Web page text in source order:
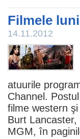
Filmele
14.11.2012
atuurile
Channel.
filme western
Burt Lancaster,
MGM, în